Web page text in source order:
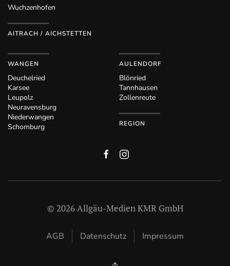
Wuchzenhofen
AITRACH / AICHSTETTEN
WANGEN
Deuchelried
Karsee
Leupolz
Neuravensburg
Niederwangen
Schomburg
AULENDORF
Blönried
Tannhausen
Zollenreute
REGION
© 2026Allgäu-Medien KMR GmbH
AGB Datenschutz Impressum